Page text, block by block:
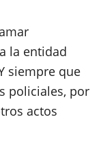
la entidad
siempre que
policiales, por
actos